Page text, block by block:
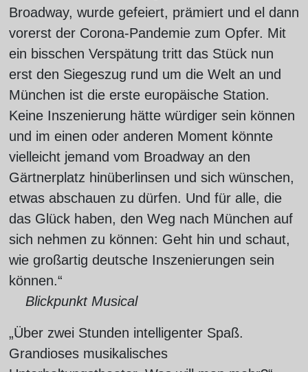
Broadway, wurde gefeiert, prämiert und el dann
vorerst der Corona-Pandemie zum Opfer. Mit
ein bisschen Verspätung tritt das Stück nun
erst den Siegeszug rund um die Welt an und
München ist die erste europäische Station.
Keine Inszenierung hätte würdiger sein können
und im einen oder anderen Moment könnte
vielleicht jemand vom Broadway an den
Gärtnerplatz hinüberlinsen und sich wünschen,
etwas abschauen zu dürfen. Und für alle, die
das Glück haben, den Weg nach München auf
sich nehmen zu können: Geht hin und schaut,
wie großartig deutsche Inszenierungen sein
können.“
Blickpunkt Musical
„Über zwei Stunden intelligenter Spaß.
Grandioses musikalisches